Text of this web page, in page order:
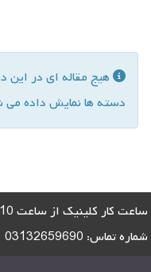
اطلاعات
هیج مقاله ای در این
دسته ها نمایش داده می
ساعت کار کلینیک از ساعت 10 الی 15:30 شنبه تا چهارشنبه
شماره تماس: 03132659690